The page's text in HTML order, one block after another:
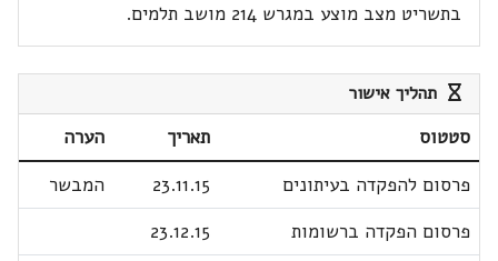
בתשריט מצב מוצע במגרש 214 מושב תלמים.
תהליך אישור
סטטוס תאריך
הערה
פרסום להפקדה בעיתונים
23.11.15
המבשר
פרסום הפקדה ברשומות
23.12.15